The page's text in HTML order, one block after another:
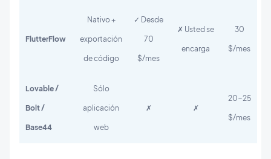
FlutterFlow
Nativo +
exportación
de código
✓ Desde
70
$/mes
✗ Usted se
encarga
30
$/mes
Lovable /
Bolt /
Base44
Sólo
aplicación
web
✗ ✗
20-25
$/mes